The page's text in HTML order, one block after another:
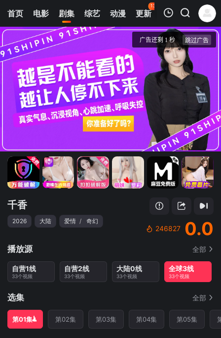
首页 电影 剧集 综艺 动漫 更新
135
热榜 APP
我的观影记录
第01集
千香
清空
千香
2026 大陆 爱情 / 奇幻
246827 0.0
播放源 全部
自营1线
33个视频
自营2线
33个视频
大陆0线
33个视频
全球3线
33个视频
选集 全部
第01集 第02集 第03集 第04集 第05集